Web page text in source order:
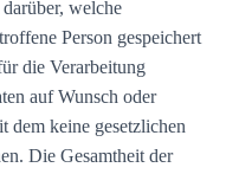
welche
Person gespeichert
die Verarbeitung
auf Wunsch oder
dem keine gesetzlichen
Die Gesamtheit der